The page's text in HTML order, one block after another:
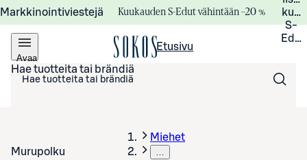
Markkinointiviestejä Kuukauden S-Edut vähintään –20 %
S-
Avaa
valikko
Etusivu
Hae tuotteita tai brändiä
Murupolku
Miehet
…